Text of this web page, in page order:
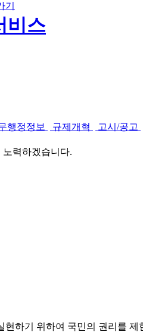
기
행정정보 규제개혁 고시/공고
력하겠습니다.
하기 위하여 국민의 권리를